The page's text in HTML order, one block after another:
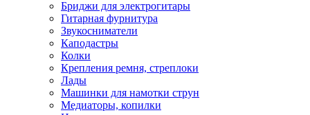
Бриджи для электрогитары
Гитарная фурнитура
Звукосниматели
Каподастры
Колки
Крепления ремня, стреплоки
Лады
Машинки для намотки струн
Медиаторы, копилки